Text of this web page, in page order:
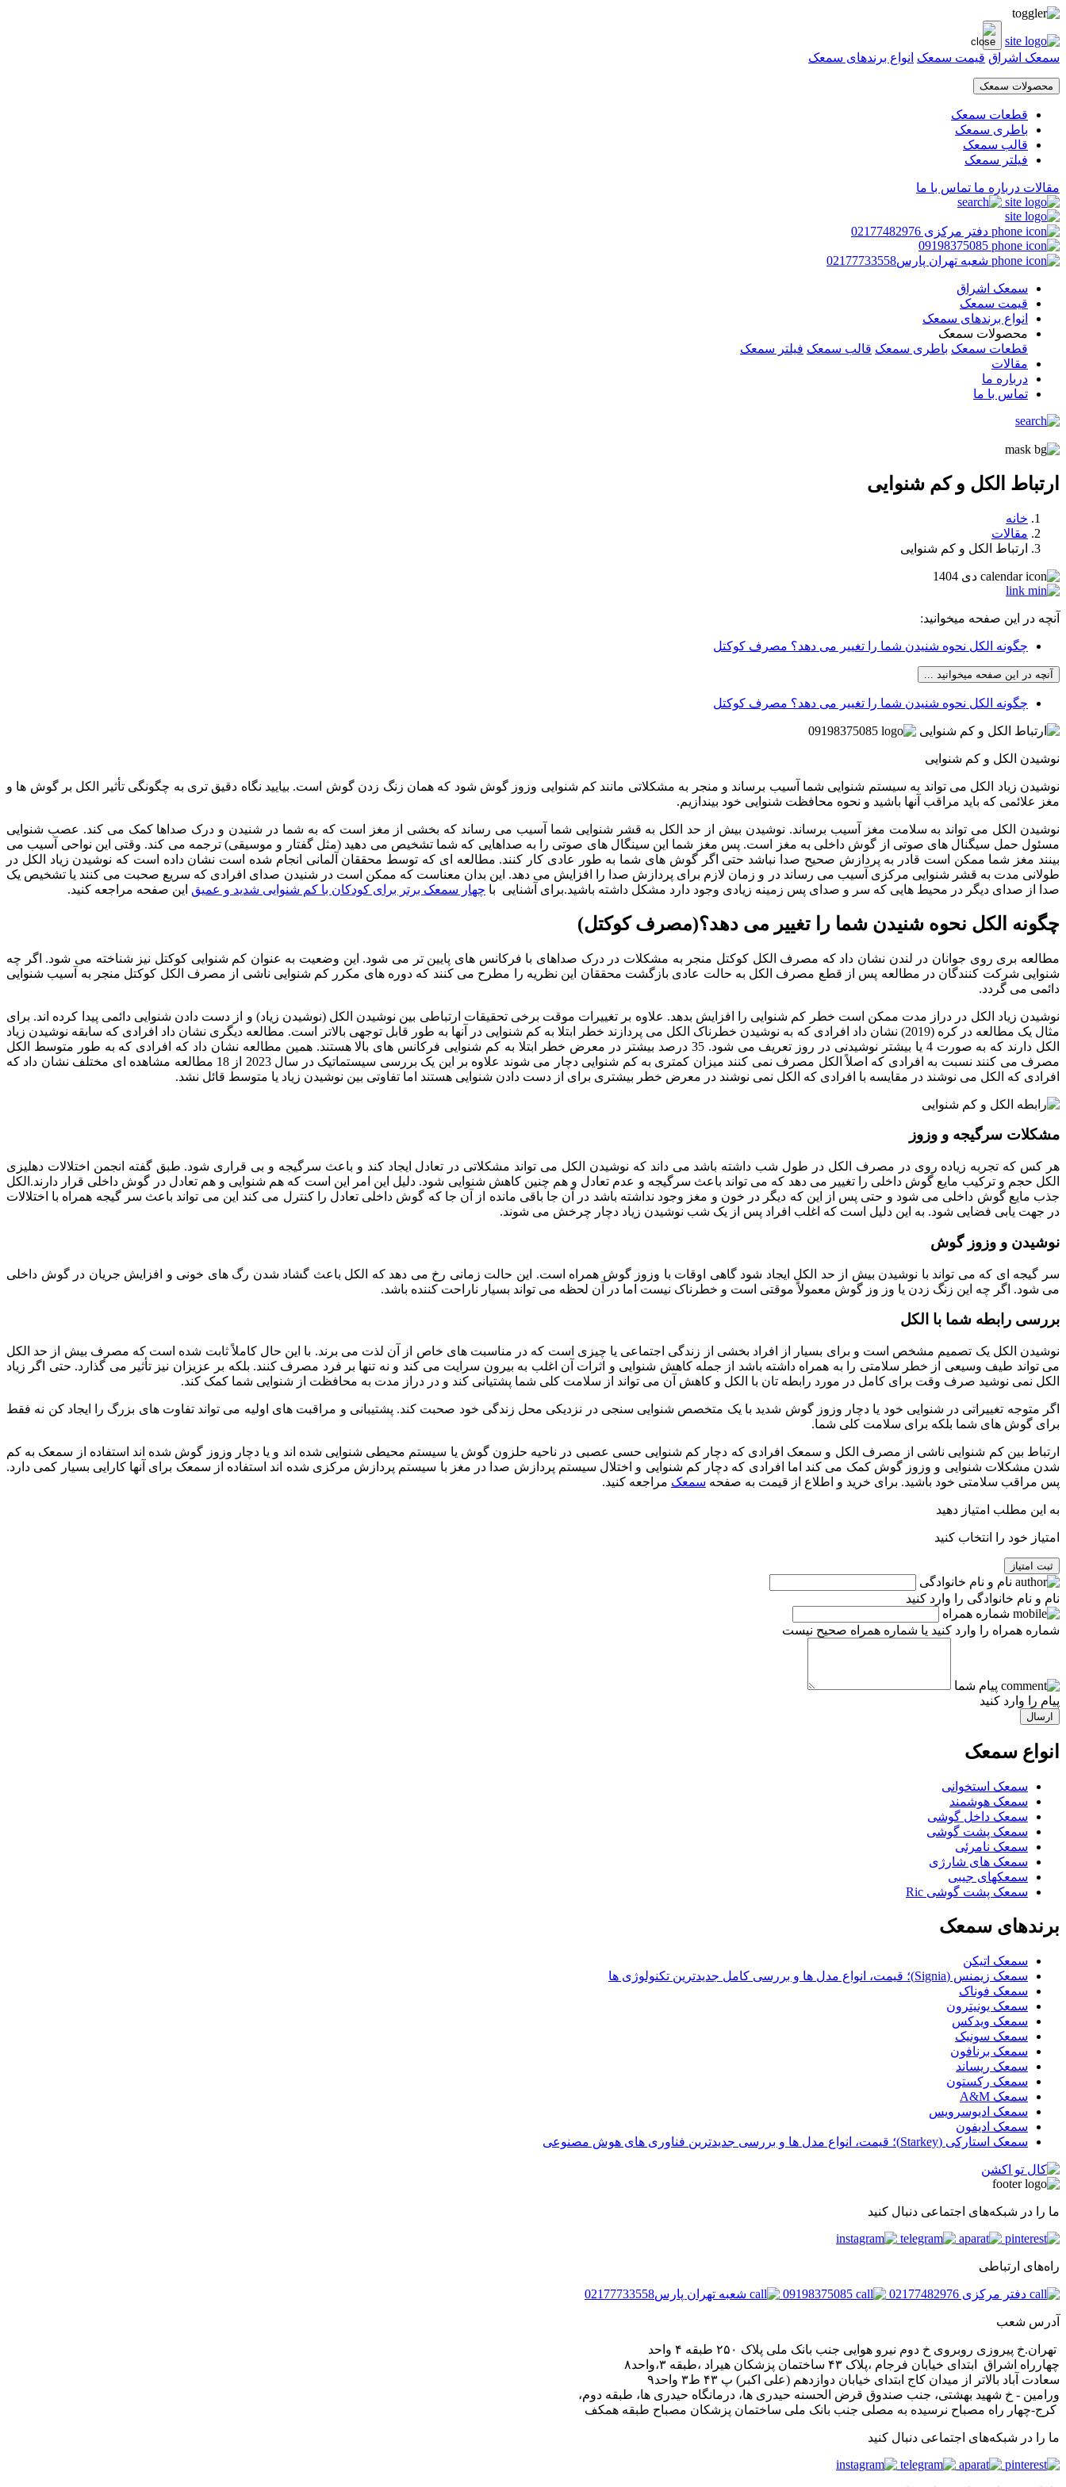
سمعک اشراق قیمت سمعک انواع برندهای سمعک
محصولات سمعک
قطعات سمعک
باطری سمعک
قالب سمعک
فیلتر سمعک
مقالات درباره ما تماس با ما
دفتر مرکزی 02177482976
09198375085
شعبه تهران پارس02177733558
سمعک اشراق
قیمت سمعک
انواع برندهای سمعک
محصولات سمعک
قطعات سمعک باطری سمعک قالب سمعک فیلتر سمعک
مقالات
درباره ما
تماس با ما
ارتباط الکل و کم شنوایی
خانه
مقالات
ارتباط الکل و کم شنوایی
دی 1404
آنچه در این صفحه میخوانید:
چگونه الکل نحوه شنیدن شما را تغییر می دهد؟ مصرف کوکتل
آنچه در این صفحه میخوانید ...
چگونه الکل نحوه شنیدن شما را تغییر می دهد؟ مصرف کوکتل
09198375085
نوشیدن الکل و کم شنوایی
نوشیدن زیاد الکل می تواند به سیستم شنوایی شما آسیب برساند و منجر به مشکلاتی مانند کم شنوایی وزوز گوش شود که همان زنگ زدن گوش است. بیایید نگاه دقیق تری به چگونگی تأثیر الکل بر گوش ها و
مغز علائمی که باید مراقب آنها باشید و نحوه محافظت شنوایی خود بیندازیم.
نوشیدن الکل می تواند به سلامت مغز آسیب برساند. نوشیدن بیش از حد الکل به قشر شنوایی شما آسیب می رساند که بخشی از مغز است که به شما در شنیدن و درک صداها کمک می کند. عصب شنوایی
مسئول حمل سیگنال های صوتی از گوش داخلی به مغز است. پس مغز شما این سینگال های صوتی را به صداهایی که شما تشخیص می دهید (مثل گفتار و موسیقی) ترجمه می کند. وقتی این نواحی آسیب می
بینند مغز شما ممکن است قادر به پردازش صحیح صدا نباشد حتی اگر گوش های شما به طور عادی کار کنند. مطالعه ای که توسط محققان آلمانی انجام شده است نشان داده است که نوشیدن زیاد الکل در
طولانی مدت به قشر شنوایی مرکزی آسیب می رساند در و زمان لازم برای پردازش صدا را افزایش می دهد. این بدان معناست که ممکن است در شنیدن صدای افرادی که سریع صحبت می کنند یا تشخیص یک
صدا از صدای دیگر در محیط هایی که سر و صدای پس زمینه زیادی وجود دارد مشکل داشته باشید.برای آشنایی با چهار سمعک برتر برای کودکان با کم شنوایی شدید و عمیق این صفحه مراجعه کنید.
چگونه الکل نحوه شنیدن شما را تغییر می دهد؟(مصرف کوکتل)
مطالعه بری روی جوانان در لندن نشان داد که مصرف الکل کوکتل منجر به مشکلات در درک صداهای با فرکانس های پایین تر می شود. این وضعیت به عنوان کم شنوایی کوکتل نیز شناخته می شود. اگر چه
شنوایی شرکت کنندگان در مطالعه پس از قطع مصرف الکل به حالت عادی بازگشت محققان این نظریه را مطرح می کنند که دوره های مکرر کم شنوایی ناشی از مصرف الکل کوکتل منجر به آسیب شنوایی
دائمی می گردد.
نوشیدن زیاد الکل در دراز مدت ممکن است خطر کم شنوایی را افزایش بدهد. علاوه بر تغییرات موقت برخی تحقیقات ارتباطی بین نوشیدن الکل (نوشیدن زیاد) و از دست دادن شنوایی دائمی پیدا کرده اند. برای
مثال یک مطالعه در کره (2019) نشان داد افرادی که به نوشیدن خطرناک الکل می پردازند خطر ابتلا به کم شنوایی در آنها به طور قابل توجهی بالاتر است. مطالعه دیگری نشان داد افرادی که سابقه نوشیدن زیاد
الکل دارند که به صورت 4 یا بیشتر نوشیدنی در روز تعریف می شود. 35 درصد بیشتر در معرض خطر ابتلا به کم شنوایی فرکانس های بالا هستند. همین مطالعه نشان داد که افرادی که به طور متوسط الکل
مصرف می کنند نسبت به افرادی که اصلاً الکل مصرف نمی کنند میزان کمتری به کم شنوایی دچار می شوند علاوه بر این یک بررسی سیستماتیک در سال 2023 از 18 مطالعه مشاهده ای مختلف نشان داد که
افرادی که الکل می نوشند در مقایسه با افرادی که الکل نمی نوشند در معرض خطر بیشتری برای از دست دادن شنوایی هستند اما تفاوتی بین نوشیدن زیاد یا متوسط قائل نشد.
مشکلات سرگیجه و وزوز
هر کس که تجربه زیاده روی در مصرف الکل در طول شب داشته باشد می داند که نوشیدن الکل می تواند مشکلاتی در تعادل ایجاد کند و باعث سرگیجه و بی قراری شود. طبق گفته انجمن اختلالات دهلیزی
الکل حجم و ترکیب مایع گوش داخلی را تغییر می دهد که می تواند باعث سرگیجه و عدم تعادل و هم چنین کاهش شنوایی شود. دلیل این امر این است که هم شنوایی و هم تعادل در گوش داخلی قرار دارند.الکل
جذب مایع گوش داخلی می شود و حتی پس از این که دیگر در خون و مغز وجود نداشته باشد در آن جا باقی مانده از آن جا که گوش داخلی تعادل را کنترل می کند این می تواند باعث سر گیجه همراه با اختلالات
در جهت یابی فضایی شود. به این دلیل است که اغلب افراد پس از یک شب نوشیدن زیاد دچار چرخش می شوند.
نوشیدن و وزوز گوش
سر گیجه ای که می تواند با نوشیدن بیش از حد الکل ایجاد شود گاهی اوقات با وزوز گوش همراه است. این حالت زمانی رخ می دهد که الکل باعث گشاد شدن رگ های خونی و افزایش جریان در گوش داخلی
می شود. اگر چه این زنگ زدن یا وز وز گوش معمولاً موقتی است و خطرناک نیست اما در آن لحظه می تواند بسیار ناراحت کننده باشد.
بررسی رابطه شما با الکل
نوشیدن الکل یک تصمیم مشخص است و برای بسیار از افراد بخشی از زندگی اجتماعی یا چیزی است که در مناسبت های خاص از آن لذت می برند. با این حال کاملاً ثابت شده است که مصرف بیش از حد الکل
می تواند طیف وسیعی از خطر سلامتی را به همراه داشته باشد از جمله کاهش شنوایی و اثرات آن اغلب به بیرون سرایت می کند و نه تنها بر فرد مصرف کنند. بلکه بر عزیزان نیز تأثیر می گذارد. حتی اگر زیاد
الکل نمی نوشید صرف وقت برای کامل در مورد رابطه تان با الکل و کاهش آن می تواند از سلامت کلی شما پشتیانی کند و در دراز مدت به محافظت از شنوایی شما کمک کند.
اگر متوجه تغییراتی در شنوایی خود یا دچار وزوز گوش شدید با یک متخصص شنوایی سنجی در نزدیکی محل زندگی خود صحبت کند. پشتیبانی و مراقبت های اولیه می تواند تفاوت های بزرگ را ایجاد کن نه فقط
برای گوش های شما بلکه برای سلامت کلی شما.
ارتباط بین کم شنوایی ناشی از مصرف الکل و سمعک افرادی که دچار کم شنوایی حسی عصبی در ناحیه حلزون گوش یا سیستم محیطی شنوایی شده اند و یا دچار وزوز گوش شده اند استفاده از سمعک به کم
شدن مشکلات شنوایی و وزوز گوش کمک می کند اما افرادی که دچار کم شنوایی و اختلال سیستم پردازش صدا در مغز با سیستم پردازش مرکزی شده اند استفاده از سمعک برای آنها کارایی بسیار کمی دارد.
پس مراقب سلامتی خود باشید. برای خرید و اطلاع از قیمت به صفحه سمعک مراجعه کنید.
به این مطلب امتیاز دهید
امتیاز خود را انتخاب کنید
ثبت امتیاز
نام و نام خانوادگی
نام و نام خانوادگی را وارد کنید
شماره همراه
شماره همراه را وارد کنید یا شماره همراه صحیح نیست
پیام شما
پیام را وارد کنید
ارسال
انواع سمعک
سمعک استخوانی
سمعک هوشمند
سمعک داخل گوشی
سمعک پشت گوشی
سمعک نامرئی
سمعک های شارژی
سمعکهای جیبی
سمعک پشت گوشی Ric
برندهای سمعک
سمعک اتیکن
سمعک زیمنس (Signia)؛ قیمت، انواع مدل ها و بررسی کامل جدیدترین تکنولوژی ها
سمعک فوناک
سمعک یونیترون
سمعک ویدکس
سمعک سونیک
سمعک برنافون
سمعک ریساند
سمعک رکستون
سمعک A&M
سمعک ادیوسرویس
سمعک ادیفون
سمعک استارکی (Starkey)؛ قیمت، انواع مدل ها و بررسی جدیدترین فناوری های هوش مصنوعی
ما را در شبکه‌های اجتماعی دنبال کنید
راه‌های ارتباطی
دفتر مرکزی 02177482976 09198375085 شعبه تهران پارس02177733558
آدرس شعب
تهران.خ پیروزی روبروی خ دوم نیرو هوایی جنب بانک ملی پلاک ۲۵۰ طبقه ۴ واحد
چهارراه اشراق ابتدای خیابان فرجام ،پلاک ۴۳ ساختمان پزشکان هیراد ،طبقه ۳،واحد۸
سعادت آباد بالاتر از میدان کاج ابتدای خیابان دوازدهم (علی اکبر) پ ۴۳ ط۳ واحد۹
ورامین - خ شهید بهشتی، جنب صندوق قرض الحسنه حیدری ها، درمانگاه حیدری ها، طبقه دوم،
کرج-چهار راه مصباح نرسیده به مصلی جنب بانک ملی ساختمان پزشکان مصباح طبقه همکف
ما را در شبکه‌های اجتماعی دنبال کنید